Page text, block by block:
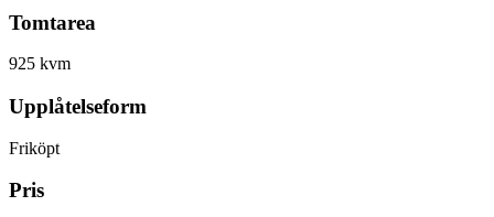
Tomtarea
925 kvm
Upplåtelseform
Friköpt
Pris